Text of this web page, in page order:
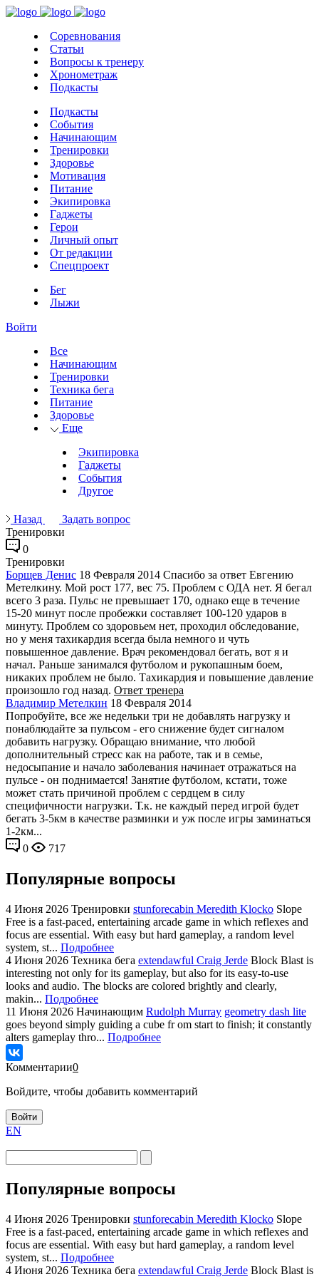
Соревнования
Статьи
Вопросы к тренеру
Хронометраж
Подкасты
Подкасты
События
Начинающим
Тренировки
Здоровье
Мотивация
Питание
Экипировка
Гаджеты
Герои
Личный опыт
От редакции
Спецпроект
Бег
Лыжи
Войти
Все
Начинающим
Тренировки
Техника бега
Питание
Здоровье
Еще
Экипировка
Гаджеты
События
Другое
Назад
Задать вопрос
Тренировки
0
Тренировки
Борщев Денис 18 Февраля 2014 Спасибо за ответ Евгению
Метелкину. Мой рост 177, вес 75. Проблем с ОДА нет. Я бегал
всего 3 раза. Пульс не превышает 170, однако еще в течение
15-20 минут после пробежки составляет 100-120 ударов в
минуту. Проблем со здоровьем нет, проходил обследование,
но у меня тахикардия всегда была немного и чуть
повышенное давление. Врач рекомендовал бегать, вот я и
начал. Раньше занимался футболом и рукопашным боем,
никаких проблем не было. Тахикардия и повышение давление
произошло год назад. Ответ тренера
Владимир Метелкин 18 Февраля 2014
Попробуйте, все же недельки три не добавлять нагрузку и
понаблюдайте за пульсом - его снижение будет сигналом
добавить нагрузку. Обращаю внимание, что любой
дополнительный стресс как на работе, так и в семье,
недосыпание и начало заболевания начинает отражаться на
пульсе - он поднимается! Занятие футболом, кстати, тоже
может стать причиной проблем с сердцем в силу
специфичности нагрузки. Т.к. не каждый перед игрой будет
бегать 3-5км в качестве разминки и уж после игры заминаться
1-2км...
0
717
Популярные вопросы
4 Июня 2026 Тренировки stunforecabin Meredith Klocko Slope
Free is a fast-paced, entertaining arcade game in which reflexes and
focus are essential. With easy but hard gameplay, a random level
system, st... Подробнее
4 Июня 2026 Техника бега extendawful Craig Jerde Block Blast is
interesting not only for its gameplay, but also for its easy-to-use
looks and audio. The blocks are colored brightly and clearly,
makin... Подробнее
11 Июня 2026 Начинающим Rudolph Murray geometry dash lite
goes beyond simply guiding a cube fr om start to finish; it constantly
alters gameplay thro... Подробнее
Комментарии0
Войдите, чтобы добавить комментарий
Войти
EN
Популярные вопросы
4 Июня 2026 Тренировки stunforecabin Meredith Klocko Slope
Free is a fast-paced, entertaining arcade game in which reflexes and
focus are essential. With easy but hard gameplay, a random level
system, st... Подробнее
4 Июня 2026 Техника бега extendawful Craig Jerde Block Blast is